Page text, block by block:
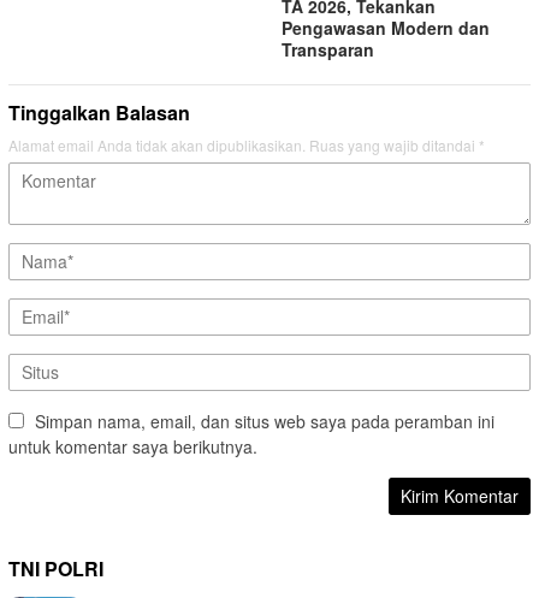
TA 2026, Tekankan
Pengawasan Modern dan
Transparan
Tinggalkan Balasan
Alamat email Anda tidak akan dipublikasikan. Ruas yang wajib ditandai *
Simpan nama, email, dan situs web saya pada peramban ini
untuk komentar saya berikutnya.
TNI POLRI